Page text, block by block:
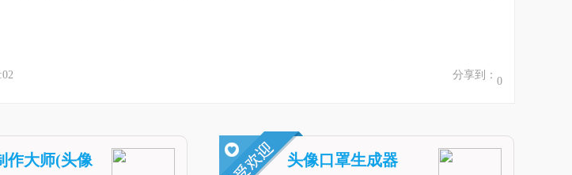
分享到：
0
作大师(头像
头像口罩生成器